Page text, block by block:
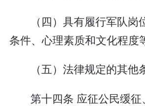
（四）具有履行军队岗
条件、心理素质和文化程度
（五）法律规定的其他
第十四条 应征公民缓征